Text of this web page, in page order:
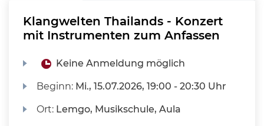
Klangwelten Thailands - Konzert
mit Instrumenten zum Anfassen
Keine Anmeldung möglich
Beginn: Mi., 15.07.2026, 19:00 - 20:30 Uhr
Ort: Lemgo, Musikschule, Aula